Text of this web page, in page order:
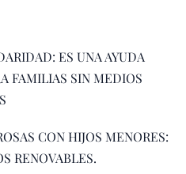
ES UNA AYUDA
FAMILIAS SIN MEDIOS
CON HIJOS MENORES:
RENOVABLES.